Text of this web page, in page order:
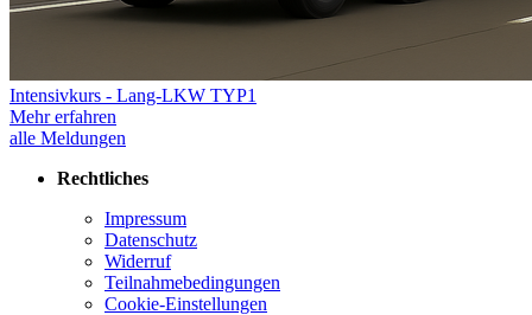
Intensivkurs - Lang-LKW TYP1
Mehr erfahren
alle Meldungen
Rechtliches
Impressum
Datenschutz
Widerruf
Teilnahmebedingungen
Cookie-Einstellungen